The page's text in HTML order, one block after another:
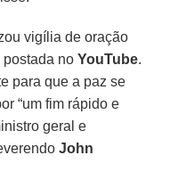
vigília de oração
postada noYouTube.
para que a paz se
“um fim rápido e
geral e
John